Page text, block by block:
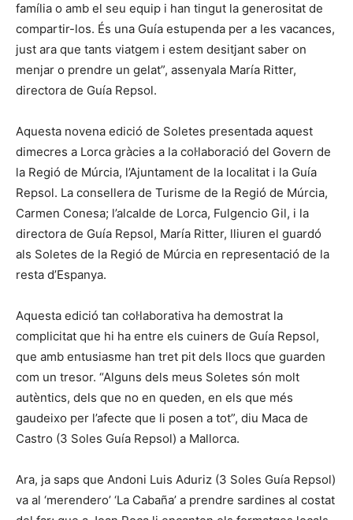
família o amb el seu equip i han tingut la generositat de
compartir-los. És una Guía estupenda per a les vacances,
just ara que tants viatgem i estem desitjant saber on
menjar o prendre un gelat”, assenyala María Ritter,
directora de Guía Repsol.
Aquesta novena edició de Soletes presentada aquest
dimecres a Lorca gràcies a la col·laboració del Govern de
la Regió de Múrcia, l’Ajuntament de la localitat i la Guía
Repsol. La consellera de Turisme de la Regió de Múrcia,
Carmen Conesa; l’alcalde de Lorca, Fulgencio Gil, i la
directora de Guía Repsol, María Ritter, lliuren el guardó
als Soletes de la Regió de Múrcia en representació de la
resta d’Espanya.
Aquesta edició tan col·laborativa ha demostrat la
complicitat que hi ha entre els cuiners de Guía Repsol,
que amb entusiasme han tret pit dels llocs que guarden
com un tresor. “Alguns dels meus Soletes són molt
autèntics, dels que no en queden, en els que més
gaudeixo per l’afecte que li posen a tot”, diu Maca de
Castro (3 Soles Guía Repsol) a Mallorca.
Ara, ja saps que Andoni Luis Aduriz (3 Soles Guía Repsol)
va al ‘merendero’ ‘La Cabaña’ a prendre sardines al costat